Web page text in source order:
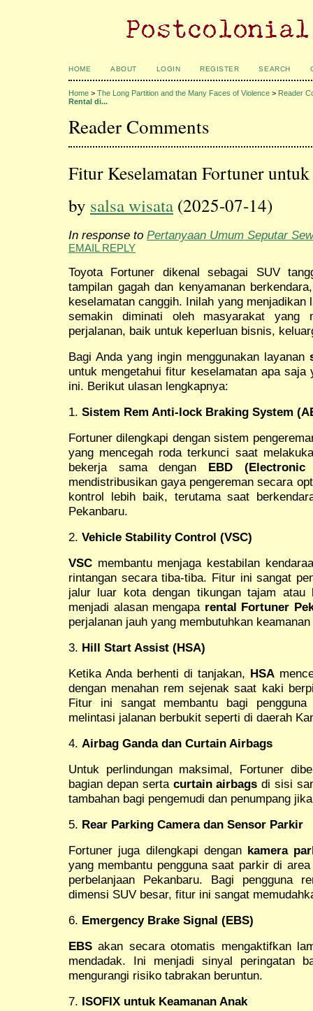
HOME ABOUT LOGIN REGISTER SEARCH
Home > The Long Partition and the Many Faces of Violence > Reader
Rental di...
Reader Comments
Fitur Keselamatan Fortuner
by salsa wisata (2025-07-14)
In response to Pertanyaan Umum Seputar
EMAIL REPLY
Toyota Fortuner dikenal sebagai SUV
tampilan gagah dan kenyamanan
keselamatan canggih. Inilah yang menjadikan
semakin diminati oleh masyarakat yang
perjalanan, baik untuk keperluan bisnis,
Bagi Anda yang ingin menggunakan layanan
untuk mengetahui fitur keselamatan apa
ini. Berikut ulasan lengkapnya:
1. Sistem Rem Anti-lock Braking System
Fortuner dilengkapi dengan sistem
yang mencegah roda terkunci saat
bekerja sama dengan EBD (Electronic
mendistribusikan gaya pengereman secara
kontrol lebih baik, terutama saat
Pekanbaru.
2. Vehicle Stability Control (VSC)
VSC membantu menjaga kestabilan
rintangan secara tiba-tiba. Fitur ini sangat
jalur luar kota dengan tikungan tajam
menjadi alasan mengapa rental Fortuner
perjalanan jauh yang membutuhkan
3. Hill Start Assist (HSA)
Ketika Anda berhenti di tanjakan, HSA
dengan menahan rem sejenak saat kaki
Fitur ini sangat membantu bagi
melintasi jalanan berbukit seperti di daerah
4. Airbag Ganda dan Curtain Airbags
Untuk perlindungan maksimal, Fortuner
bagian depan serta curtain airbags di sisi
tambahan bagi pengemudi dan penumpang
5. Rear Parking Camera dan Sensor Parkir
Fortuner juga dilengkapi dengan kamera
yang membantu pengguna saat parkir di
perbelanjaan Pekanbaru. Bagi pengguna
dimensi SUV besar, fitur ini sangat
6. Emergency Brake Signal (EBS)
EBS akan secara otomatis mengaktifkan
mendadak. Ini menjadi sinyal peringatan
mengurangi risiko tabrakan beruntun.
7. ISOFIX untuk Keamanan Anak